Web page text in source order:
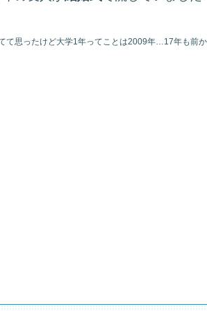
て思ったけど大学1年ってことは2009年…17年も前